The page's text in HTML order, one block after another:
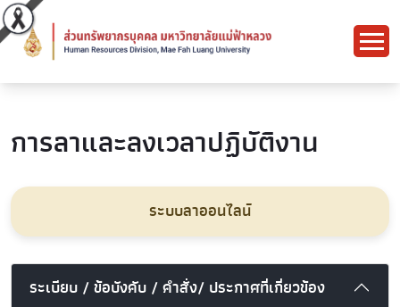
การลาและลงเวลาปฏิบัติงาน
ระบบลาออนไลน์
ระเบียบ / ข้อบังคับ / คำสั่ง/ ประกาศที่เกี่ยวข้อง